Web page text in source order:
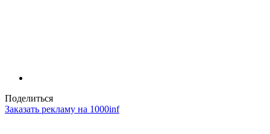
Поделиться
Заказать рекламу на 1000inf